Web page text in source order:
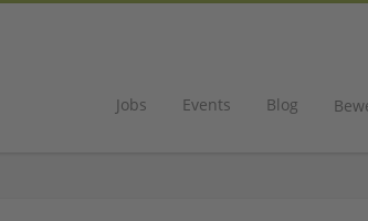
Jobs Events Blog